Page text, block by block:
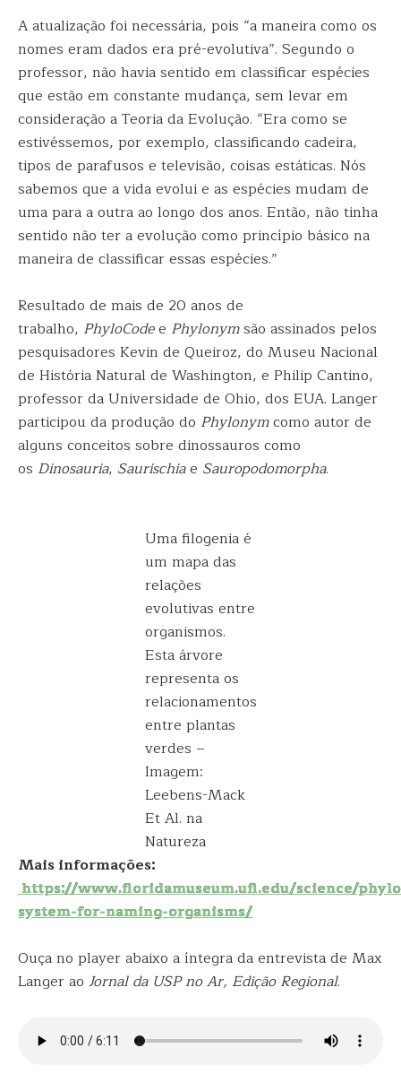
A atualização foi necessária, pois “a maneira como os
nomes eram dados era pré-evolutiva”. Segundo o
professor, não havia sentido em classificar espécies
que estão em constante mudança, sem levar em
consideração a Teoria da Evolução. “Era como se
estivéssemos, por exemplo, classificando cadeira,
tipos de parafusos e televisão, coisas estáticas. Nós
sabemos que a vida evolui e as espécies mudam de
uma para a outra ao longo dos anos. Então, não tinha
sentido não ter a evolução como princípio básico na
maneira de classificar essas espécies.”
Resultado de mais de 20 anos de
trabalho, PhyloCodee Phylonymsão assinados pelos
pesquisadores Kevin de Queiroz, do Museu Nacional
de História Natural de Washington, e Philip Cantino,
professor da Universidade de Ohio, dos EUA. Langer
participou da produção do Phylonymcomo autor de
alguns conceitos sobre dinossauros como
os Dinosauria, Saurischiae Sauropodomorpha.
Uma filogenia é
um mapa das
relações
evolutivas entre
organismos.
Esta árvore
representa os
relacionamentos
entre plantas
verdes –
Imagem:
Leebens-Mack
Et Al. na
Natureza
Mais informações:
https://www.floridamuseum.ufl.edu/science/
system-for-naming-organisms/
Ouça no player abaixo a íntegra da entrevista de Max
Langer ao Jornal da USP no Ar, Edição Regional.